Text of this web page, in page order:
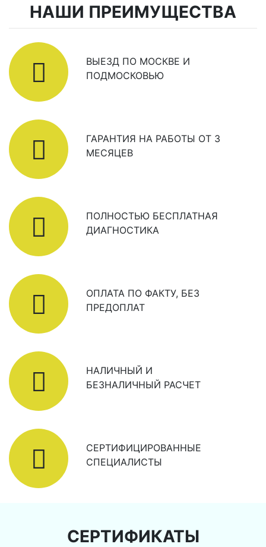
НАШИ ПРЕИМУЩЕСТВА
ВЫЕЗД ПО МОСКВЕ И
ПОДМОСКОВЬЮ
ГАРАНТИЯ НА РАБОТЫ ОТ 3
МЕСЯЦЕВ
ПОЛНОСТЬЮ БЕСПЛАТНАЯ
ДИАГНОСТИКА
ОПЛАТА ПО ФАКТУ, БЕЗ
ПРЕДОПЛАТ
НАЛИЧНЫЙ И
БЕЗНАЛИЧНЫЙ РАСЧЕТ
СЕРТИФИЦИРОВАННЫЕ
СПЕЦИАЛИСТЫ
СЕРТИФИКАТЫ